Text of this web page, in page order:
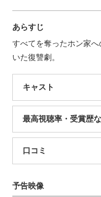
あらすじ
すべてを奪ったホン家
いた復讐劇。
キャスト
最高視聴率・受賞歴
口コミ
予告映像